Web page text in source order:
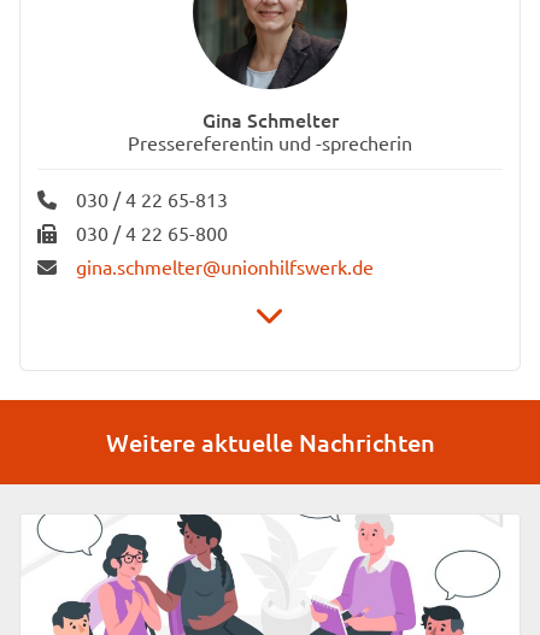
Gina Schmelter
Pressereferentin und -sprecherin
030 / 4 22 65-813
030 / 4 22 65-800
gina.schmelter@unionhilfswerk.de
Stiftung Unionhilfswerk Berlin
Schwiebusser Straße 18
Zuständig für: Pressearbeit, Redaktion unseres
Magazins "Wir für Berlin"
Weitere aktuelle Nachrichten